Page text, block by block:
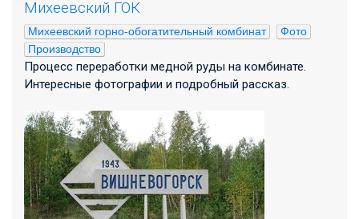
Михеевский ГОК
Михеевский горно-обогатительный комбинат
Фото
Производство
Процесс переработки медной руды на комбинате.
Интересные фотографии и подробный рассказ.